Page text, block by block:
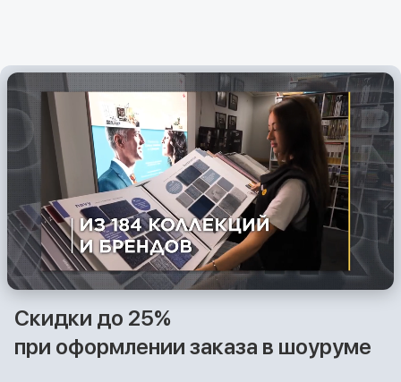
Скидки до 25%
при оформлении заказа в шоуруме